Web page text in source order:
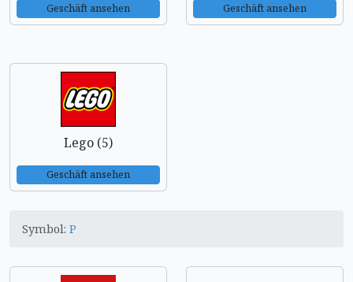
Geschäft ansehen Geschäft ansehen
Lego (5)
Geschäft ansehen
Symbol: P